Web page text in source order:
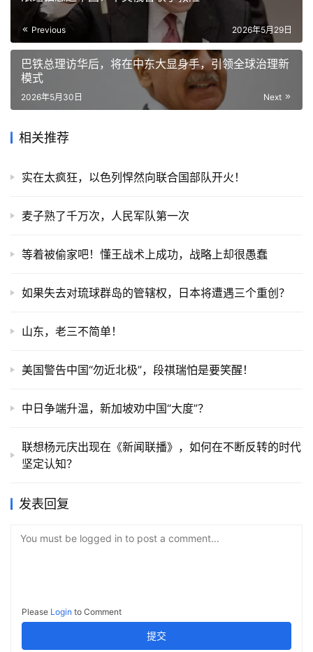
Previous 2026年5月29日
巴铁总理访华后，将在中东大显身手，引领全球治理新
模式
Next
2026年5月30日
相关推荐
实在太疯狂，以色列悍然向联合国部队开火！
麦子熟了千万次，人民军队第一次
等着被偷家吧！懂王战术上成功，战略上却很愚蠢
如果失去对琉球群岛的管辖权，日本将遭遇三个重创？
山东，老三不简单！
美国警告中国“勿近北极”，段祺瑞怕是要笑醒！
中日争端升温，新加坡劝中国“大度”？
联想杨元庆出现在《新闻联播》，如何在不断反转的时代
坚定认知？
发表回复
You must be logged in to post a comment...
Please Login to Comment
提交